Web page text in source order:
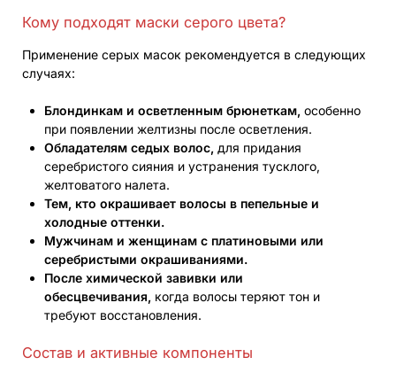
Кому подходят маски серого цвета?
Применение серых масок рекомендуется в следующих
случаях:
Блондинкам и осветленным брюнеткам, особенно
при появлении желтизны после осветления.
Обладателям седых волос, для придания
серебристого сияния и устранения тусклого,
желтоватого налета.
Тем, кто окрашивает волосы в пепельные и
холодные оттенки.
Мужчинам и женщинам с платиновыми или
серебристыми окрашиваниями.
После химической завивки или
обесцвечивания, когда волосы теряют тон и
требуют восстановления.
Состав и активные компоненты